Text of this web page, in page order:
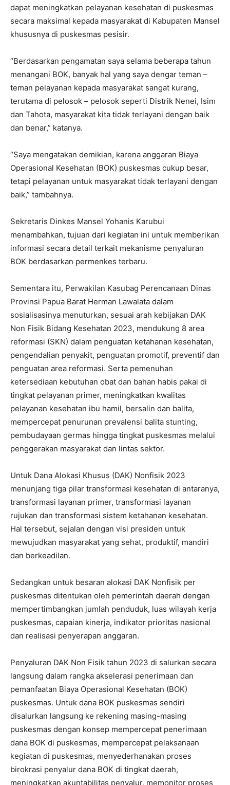
dapat meningkatkan pelayanan kesehatan di puskesmas
secara maksimal kepada masyarakat di Kabupaten Mansel
khususnya di puskesmas pesisir.
“Berdasarkan pengamatan saya selama beberapa tahun
menangani BOK, banyak hal yang saya dengar teman –
teman pelayanan kepada masyarakat sangat kurang,
terutama di pelosok – pelosok seperti Distrik Nenei, Isim
dan Tahota, masyarakat kita tidak terlayani dengan baik
dan benar,” katanya.
“Saya mengatakan demikian, karena anggaran Biaya
Operasional Kesehatan (BOK) puskesmas cukup besar,
tetapi pelayanan untuk masyarakat tidak terlayani dengan
baik,” tambahnya.
Sekretaris Dinkes Mansel Yohanis Karubui
menambahkan, tujuan dari kegiatan ini untuk memberikan
informasi secara detail terkait mekanisme penyaluran
BOK berdasarkan permenkes terbaru.
Sementara itu, Perwakilan Kasubag Perencanaan Dinas
Provinsi Papua Barat Herman Lawalata dalam
sosialisasinya menuturkan, sesuai arah kebijakan DAK
Non Fisik Bidang Kesehatan 2023, mendukung 8 area
reformasi (SKN) dalam penguatan ketahanan kesehatan,
pengendalian penyakit, penguatan promotif, preventif dan
penguatan area reformasi. Serta pemenuhan
ketersediaan kebutuhan obat dan bahan habis pakai di
tingkat pelayanan primer, meningkatkan kwalitas
pelayanan kesehatan ibu hamil, bersalin dan balita,
mempercepat penurunan prevalensi balita stunting,
pembudayaan germas hingga tingkat puskesmas melalui
penggerakan masyarakat dan lintas sektor.
Untuk Dana Alokasi Khusus (DAK) Nonfisik 2023
menunjang tiga pilar transformasi kesehatan di antaranya,
transformasi layanan primer, transformasi layanan
rujukan dan transformasi sistem ketahanan kesehatan.
Hal tersebut, sejalan dengan visi presiden untuk
mewujudkan masyarakat yang sehat, produktif, mandiri
dan berkeadilan.
Sedangkan untuk besaran alokasi DAK Nonfisik per
puskesmas ditentukan oleh pemerintah daerah dengan
mempertimbangkan jumlah penduduk, luas wilayah kerja
puskesmas, capaian kinerja, indikator prioritas nasional
dan realisasi penyerapan anggaran.
Penyaluran DAK Non Fisik tahun 2023 di salurkan secara
langsung dalam rangka akselerasi penerimaan dan
pemanfaatan Biaya Operasional Kesehatan (BOK)
puskesmas. Untuk dana BOK puskesmas sendiri
disalurkan langsung ke rekening masing-masing
puskesmas dengan konsep mempercepat penerimaan
dana BOK di puskesmas, mempercepat pelaksanaan
kegiatan di puskesmas, menyederhanakan proses
birokrasi penyalur dana BOK di tingkat daerah,
meningkatkan akuntabilitas penyalur, memonitor proses